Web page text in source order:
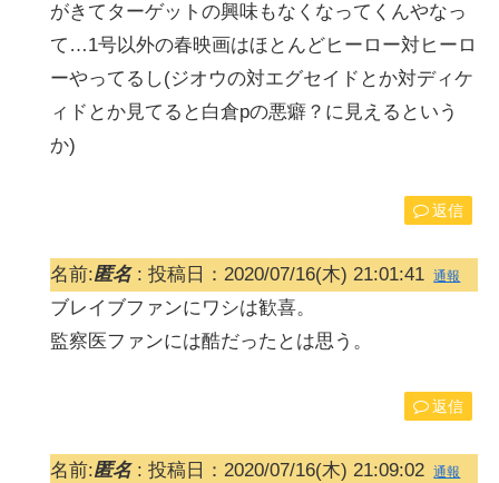
がきてターゲットの興味もなくなってくんやなっ
て…1号以外の春映画はほとんどヒーロー対ヒーロ
ーやってるし(ジオウの対エグセイドとか対ディケ
ィドとか見てると白倉pの悪癖？に見えるという
か)
返信
名前:匿名: 投稿日：2020/07/16(木) 21:01:41 通報
ブレイブファンにワシは歓喜。
監察医ファンには酷だったとは思う。
返信
名前:匿名: 投稿日：2020/07/16(木) 21:09:02 通報